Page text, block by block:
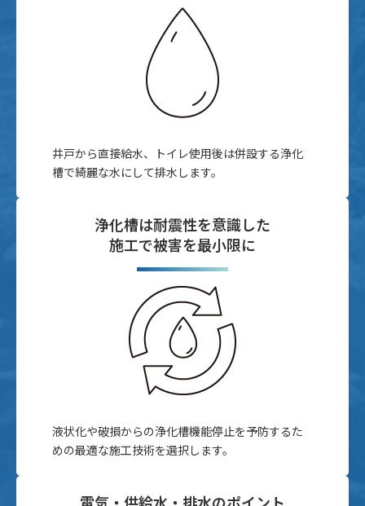
井戸から直接給水、トイレ使用後は併設する浄化
槽で綺麗な水にして排水します。
浄化槽は耐震性を意識した
施工で被害を最小限に
液状化や破損からの浄化槽機能停止を予防するた
めの最適な施工技術を選択します。